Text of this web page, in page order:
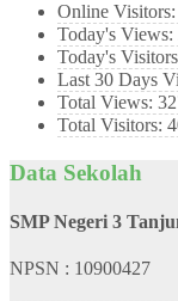
Online Visitors:
Today's Views:
Today's
Last 30 Days
Total Views:
Total Visitors:
Data Sekolah
SMP Negeri 3
NPSN : 10900427